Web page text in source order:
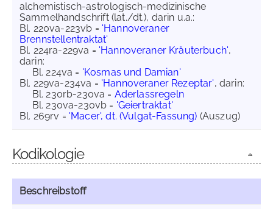
alchemistisch-astrologisch-medizinische
Sammelhandschrift (lat./dt.), darin u.a.:
Bl. 220va-223vb = 'Hannoveraner
Brennstellentraktat'
Bl. 224ra-229va = 'Hannoveraner Kräuterbuch',
darin:
Bl. 224va = 'Kosmas und Damian'
Bl. 229va-234va = 'Hannoveraner Rezeptar', darin:
Bl. 230rb-230va = Aderlassregeln
Bl. 230va-230vb = 'Geiertraktat'
Bl. 269rv = 'Macer', dt. (Vulgat-Fassung) (Auszug)
Kodikologie
Beschreibstoff